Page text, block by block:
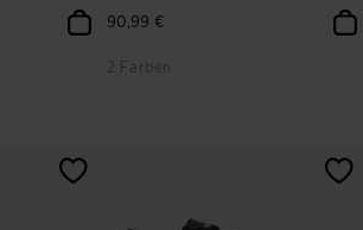
90,99 €
2 Farben
3,1 von 5 Kundenbewertungen